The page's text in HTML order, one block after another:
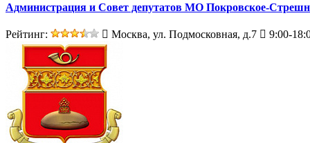
Администрация и Совет депутатов МО Покровское-
Рейтинг: Москва, ул. Подмосковная, д.7 9:00-